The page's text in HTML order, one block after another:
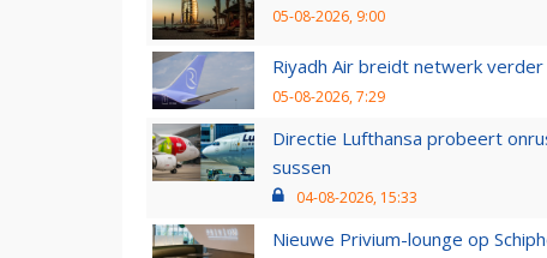
05-08-2026, 9:00
Riyadh Air breidt netwerk
05-08-2026, 7:29
Directie Lufthansa probeert
sussen
04-08-2026, 15:33
Nieuwe Privium-lounge op